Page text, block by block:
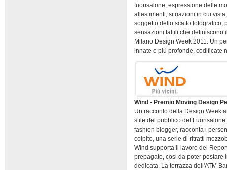
fuorisalone, espressione delle
allestimenti, situazioni in cui
soggetto dello scatto fotografico,
sensazioni tattili che definiscono
Milano Design Week 2011. Un
innate e più profonde, codificate
Wind - Premio Moving Design
Un racconto della Design Week
stile del pubblico del
fashion blogger, racconta i
colpito, una serie di ritratti
Wind supporta il lavoro dei
prepagato, cosi da poter postare
dedicata, La terrazza dell'ATM